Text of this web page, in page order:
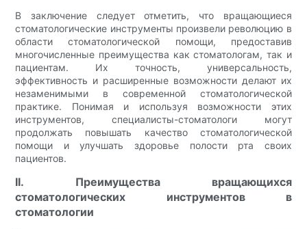
В заключение следует отметить, что вращающиеся
стоматологические инструменты произвели революцию в
области стоматологической помощи, предоставив
многочисленные преимущества как стоматологам, так и
пациентам. Их точность, универсальность,
эффективность и расширенные возможности делают их
незаменимыми в современной стоматологической
практике. Понимая и используя возможности этих
инструментов, специалисты-стоматологи могут
продолжать повышать качество стоматологической
помощи и улучшать здоровье полости рта своих
пациентов.
II. Преимущества вращающихся
стоматологических инструментов в
стоматологии